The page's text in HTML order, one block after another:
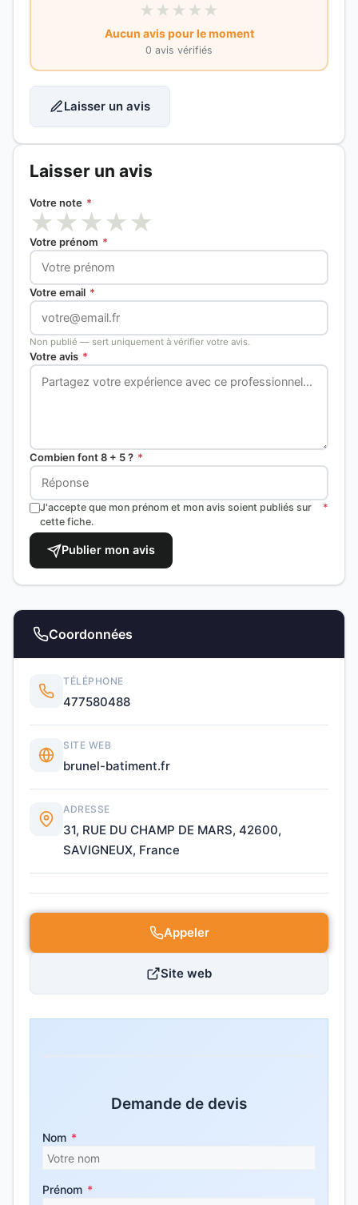
★ ★ ★ ★ ★
Aucun avis pour le moment
0 avis vérifiés
Laisser un avis
Laisser un avis
Votre note *
★★★★★
Votre prénom *
Votre email *
Non publié — sert uniquement à vérifier votre avis.
Votre avis *
Combien font 8 + 5 ? *
J'accepte que mon prénom et mon avis soient publiés sur
cette fiche.
*
Publier mon avis
Coordonnées
TÉLÉPHONE
477580488
SITE WEB
brunel-batiment.fr
ADRESSE
31, RUE DU CHAMP DE MARS, 42600,
SAVIGNEUX, France
Appeler
Site web
Demande de devis
Nom *
Prénom *